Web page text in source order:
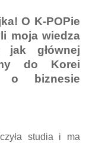
O K-POPie
moja wiedza
głównej
do Korei
o biznesie
studia i ma